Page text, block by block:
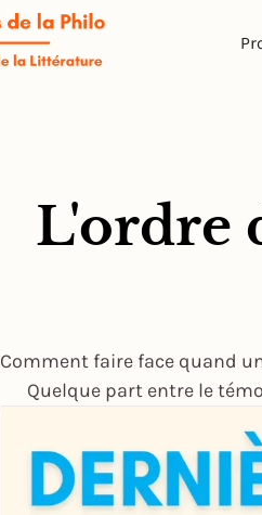
L'ordre
Comment faire face quand
Quelque part entre le